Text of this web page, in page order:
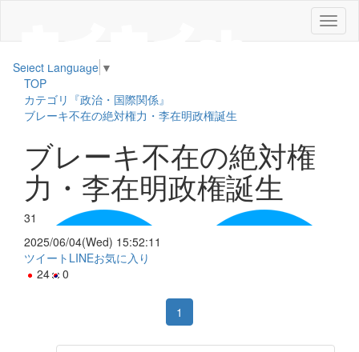
メ
ニ
Select Language ▼
TOP
カテゴリ『政治・国際関係』
ブレーキ不在の絶対権力・李在明政権誕生
ブレーキ不在の絶対権
力・李在明政権誕生
31
2025/06/04(Wed) 15:52:11
ツイート LINEお気に入り
24
0
1